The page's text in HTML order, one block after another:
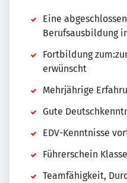
Eine
Berufsausbildung
Fortbildung
erwünscht
Mehrjährige
Gute
EDV-Kenntnisse
Führerschein
Teamfähigkeit,